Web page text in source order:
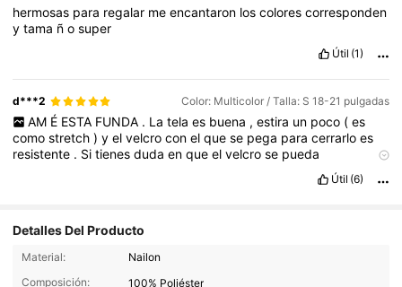
hermosas para regalar meencantaron loscolorescorresponden
ytama ñosuper
Útil (1)
d***2 Color: Multicolor / Talla: S 18-21 pulgadas
AM É ESTA FUNDA . La tela es buena , estira un poco ( es
comostretch)yelvelcroconelquese pega paracerrarloes
resistente . Sitienesdudaenqueelvelcrose pueda
trae
difícilque
Útil (6)
Detalles Del Producto
Material:
Nailon
Composición:
100% Poliéster
4.9K Seguidores
4.90 4.9K Seguidores